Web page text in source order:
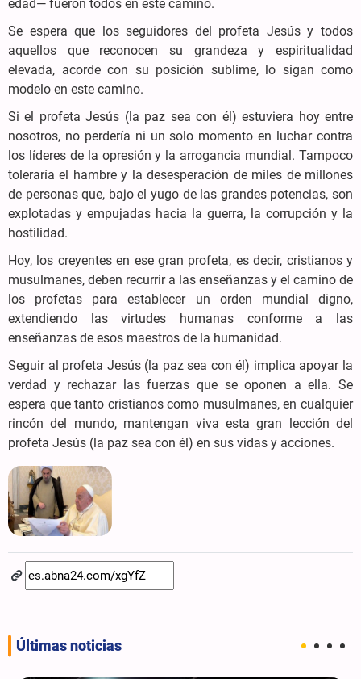
edad— fueron todos en este camino.
Se espera que los seguidores del profeta Jesús y todos
aquellos que reconocen su grandeza y espiritualidad
elevada, acorde con su posición sublime, lo sigan como
modelo en este camino.
Si el profeta Jesús (la paz sea con él) estuviera hoy entre
nosotros, no perdería ni un solo momento en luchar contra
los líderes de la opresión y la arrogancia mundial. Tampoco
toleraría el hambre y la desesperación de miles de millones
de personas que, bajo el yugo de las grandes potencias, son
explotadas y empujadas hacia la guerra, la corrupción y la
hostilidad.
Hoy, los creyentes en ese gran profeta, es decir, cristianos y
musulmanes, deben recurrir a las enseñanzas y el camino de
los profetas para establecer un orden mundial digno,
extendiendo las virtudes humanas conforme a las
enseñanzas de esos maestros de la humanidad.
Seguir al profeta Jesús (la paz sea con él) implica apoyar la
verdad y rechazar las fuerzas que se oponen a ella. Se
espera que tanto cristianos como musulmanes, en cualquier
rincón del mundo, mantengan viva esta gran lección del
profeta Jesús (la paz sea con él) en sus vidas y acciones.
Últimas noticias